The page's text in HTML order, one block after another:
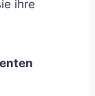
ihre